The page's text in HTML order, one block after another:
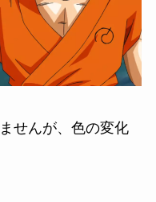
せんが、色の変化